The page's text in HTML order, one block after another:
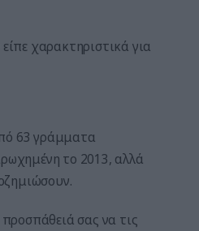
χαρακτηριστικά για
63 γράμματα
το 2013, αλλά
σας να τις